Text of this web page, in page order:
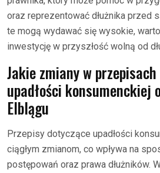
oraz reprezentować dłużnika przed
te mogą wydawać się wysokie,
inwestycję w przyszłość wolną od
Jakie zmiany w
upadłości konsumenckiej
Elblągu
Przepisy dotyczące upadłości
ciągłym zmianom, co wpływa na
postępowań oraz prawa dłużników.